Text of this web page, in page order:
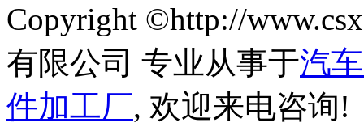
Copyright ©http://
有限公司 专业从事于汽
件加工厂, 欢迎来电咨询!